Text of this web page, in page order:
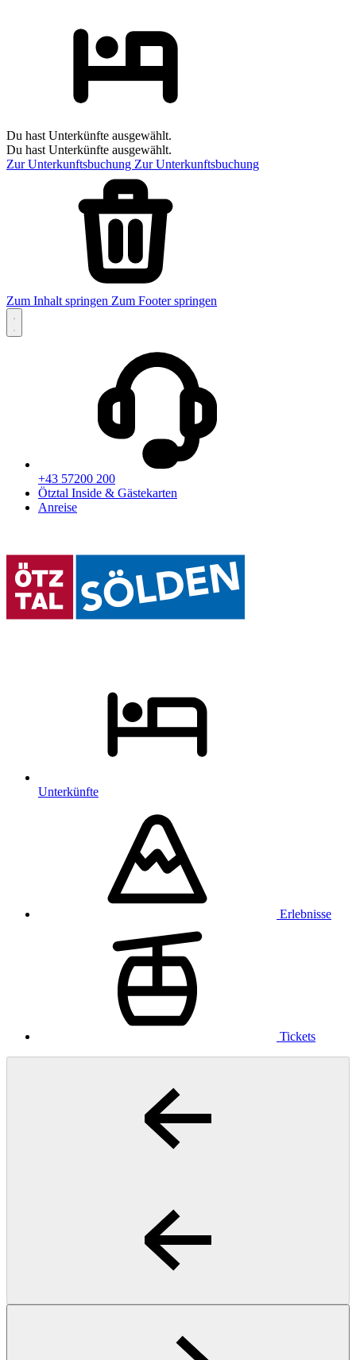
Du hast Unterkünfte ausgewählt.
Du hast Unterkünfte ausgewählt.
Zur Unterkunftsbuchung Zur Unterkunftsbuchung
Zum Inhalt springen Zum Footer springen
+43 57200 200
Ötztal Inside & Gästekarten
Anreise
Unterkünfte
Erlebnisse
Tickets